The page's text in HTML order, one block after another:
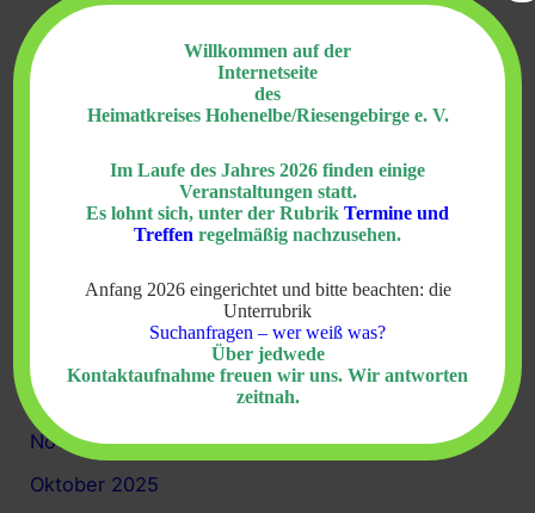
Archiv
Mai 2026
April 2026
Dezember 2025
November 2025
Oktober 2025
Willkommen auf der
Internetseite
des
Heimatkreises Hohenelbe/Riesengebirge e. V.
Im Laufe des Jahres 2026 finden einige
Veranstaltungen statt.
Es lohnt sich, unter der Rubrik Termine und
Treffen regelmäßig nachzusehen.
Anfang 2026 eingerichtet und bitte beachten: die
Unterrubrik
Suchanfragen – wer weiß was?
Über jedwede
Kontaktaufnahme freuen wir uns. Wir antworten
zeitnah.